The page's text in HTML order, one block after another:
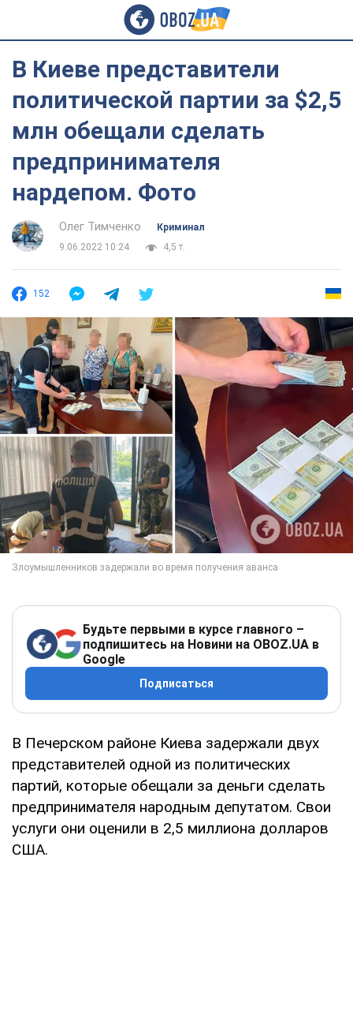
В Киеве представители
политической партии за $2,5
млн обещали сделать
предпринимателя
нардепом. Фото
Олег Тимченко
Криминал
9.06.2022 10:24
4,5 т.
152
Будьте первыми в курсе главного –
подпишитесь на Новини на OBOZ.UA в
Google
Подписаться
В Печерском районе Киева задержали двух
представителей одной из политических
партий, которые обещали за деньги сделать
предпринимателя народным депутатом. Свои
услуги они оценили в 2,5 миллиона долларов
США.